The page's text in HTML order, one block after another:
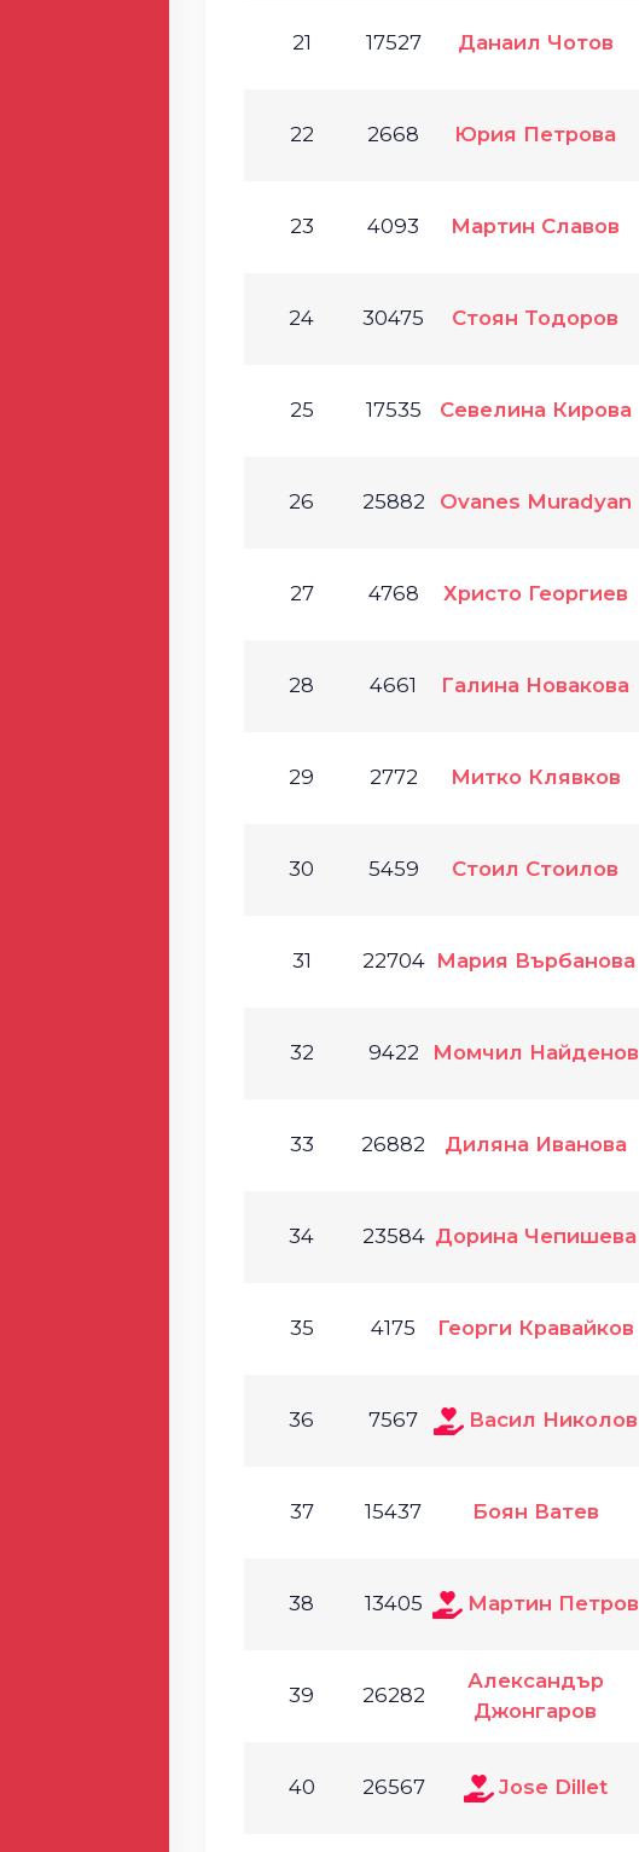
21 17527 Данаил Чотов
22 2668 Юрия Петрова
23 4093 Мартин Славов
24 30475 Стоян Тодоров
25 17535 Севелина Кирова
26 25882 Ovanes Muradyan
27 4768 Христо Георгиев
28 4661 Галина Новакова
29 2772 Митко Клявков
30 5459 Стоил Стоилов
31 22704 Мария Върбанова
32 9422 Момчил Найденов
33 26882 Диляна Иванова
34 23584 Дорина Чепишева
35 4175 Георги Кравайков
36 7567 Васил Николов
37 15437 Боян Ватев
38 13405 Мартин Петров
39 26282
Александър
Джонгаров
40 26567 Jose Dillet